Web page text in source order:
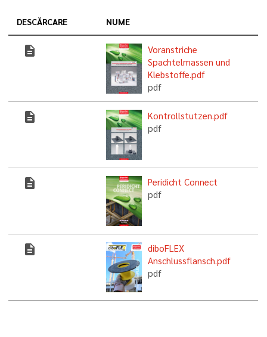
DESCĂRCARE NUME
description
Voranstriche
Spachtelmassen und
Klebstoffe.pdf
pdf
description
Kontrollstutzen.pdf
pdf
description
Peridicht Connect
pdf
description
diboFLEX
Anschlussflansch.pdf
pdf